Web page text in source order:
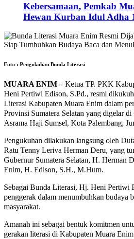
Kebersamaan, Pemkab
Hewan Kurban Idul Adha
Foto : Pengukuhan Bunda Literasi
MUARA ENIM –Ketua TP. PKK
Heni Pertiwi Edison, S.Pd., resmi
Literasi Kabupaten Muara Enim dalam
Provinsi Sumatera Selatan yang digelar di
Asrama Haji Sumsel, Kota Palembang,
Pengukuhan dilakukan langsung oleh
Ratu Tenny Leriva Herman Deru, yang
Gubernur Sumatera Selatan, H. Herman
Enim, H. Edison, S.H., M.Hum.
Sebagai Bunda Literasi, Hj. Heni Pertiwi
penggerak dalam menumbuhkan budaya
masyarakat.
Amanah ini sebagai bentuk komitmen
gerakan literasi di Kabupaten Muara